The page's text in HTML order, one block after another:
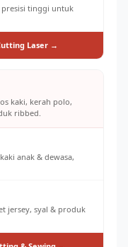
tinggi untuk
Laser →
kaki, kerah polo,
ribbed.
anak & dewasa,
jersey, syal & produk